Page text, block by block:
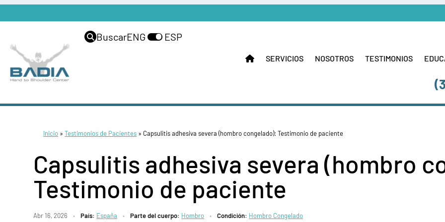
BuscarENG ESP
SERVICIOS NOSOTROS TESTIMONIOS
Inicio »Testimonios de Pacientes » Capsulitis adhesiva severa (hombro congelado): Testimonio de paciente
Capsulitis adhesiva severa (hombro
Testimonio de paciente
Abr 16, 2026 • País: España • Parte del cuerpo: Hombro • Condición: Hombro Congelado